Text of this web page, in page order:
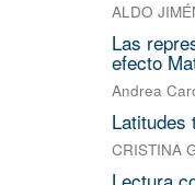
ALDO
Las
efecto
Andrea
Latitudes
CRISTINA